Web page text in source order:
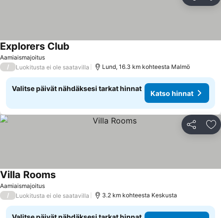
Aamiaismajoitus
Explorers Club
/ Luokitusta ei ole saatavilla Lund, 16.3 km kohteesta Malmö
Valitse päivät nähdäksesi tarkat hinnat
Katso hinnat
Jaa
Aamiaismajoitus
Villa RoomsKatso hinnat
/ Luokitusta ei ole saatavilla 3.2 km kohteesta Keskusta